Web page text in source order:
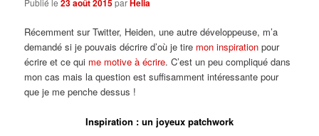
Récemment sur Twitter, Heiden, une autre développeuse, m’a
demandé si je pouvais décrire d’où je tire mon inspiration pour
écrire et ce qui me motive à écrire. C’est un peu compliqué dans
mon cas mais la question est suffisamment intéressante pour
que je me penche dessus !
Inspiration : un joyeux patchwork